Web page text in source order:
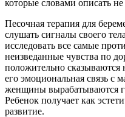
которые словами описать не
Песочная терапия для
слушать сигналы своего
исследовать все самые
неизведанные чувства по
положительно сказываются
его эмоциональная связь с
женщины вырабатываются
Ребенок получает как
развитие.